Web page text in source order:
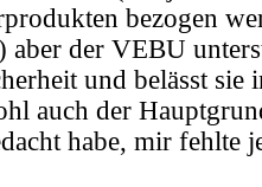
bezogen
der VEBU
und belässt sie
auch der
habe, mir fehlte